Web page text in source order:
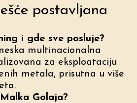
postavljana
i gde sve posluje?
multinacionalna
za eksploataciju
metala, prisutna u više
Golaja?